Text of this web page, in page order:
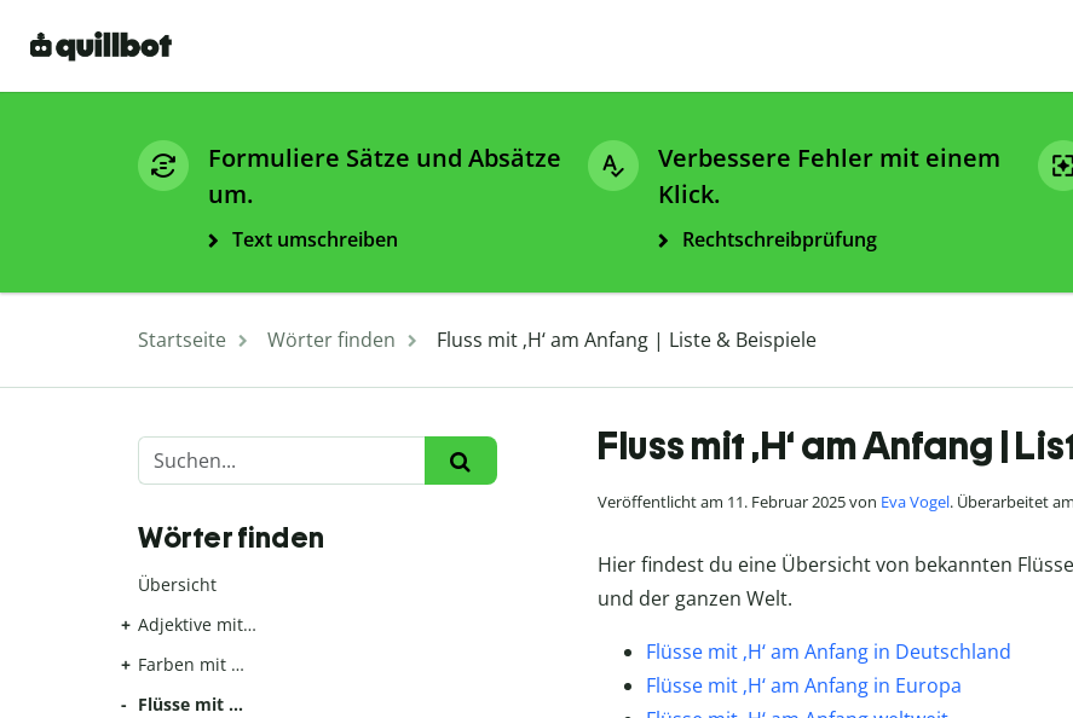
Formuliere Sätze und Absätze
um.
Text umschreiben
Verbessere Fehler mit einem
Klick.
Rechtschreibprüfung
Startseite Wörter finden Fluss mit ‚H‘ am Anfang | Liste & Beispiele
Fluss mit ‚H‘ am Anfang |
Veröffentlicht am 11. Februar 2025 von Eva Vogel. Überarbeitet
Hier findest du eine Übersicht von bekannten
und der ganzen Welt.
Flüsse mit ‚H‘ am Anfang in Deutschland
Flüsse mit ‚H‘ am Anfang in Europa
Wörter finden
Übersicht
Adjektive mit…
Farben mit …
Flüsse mit …